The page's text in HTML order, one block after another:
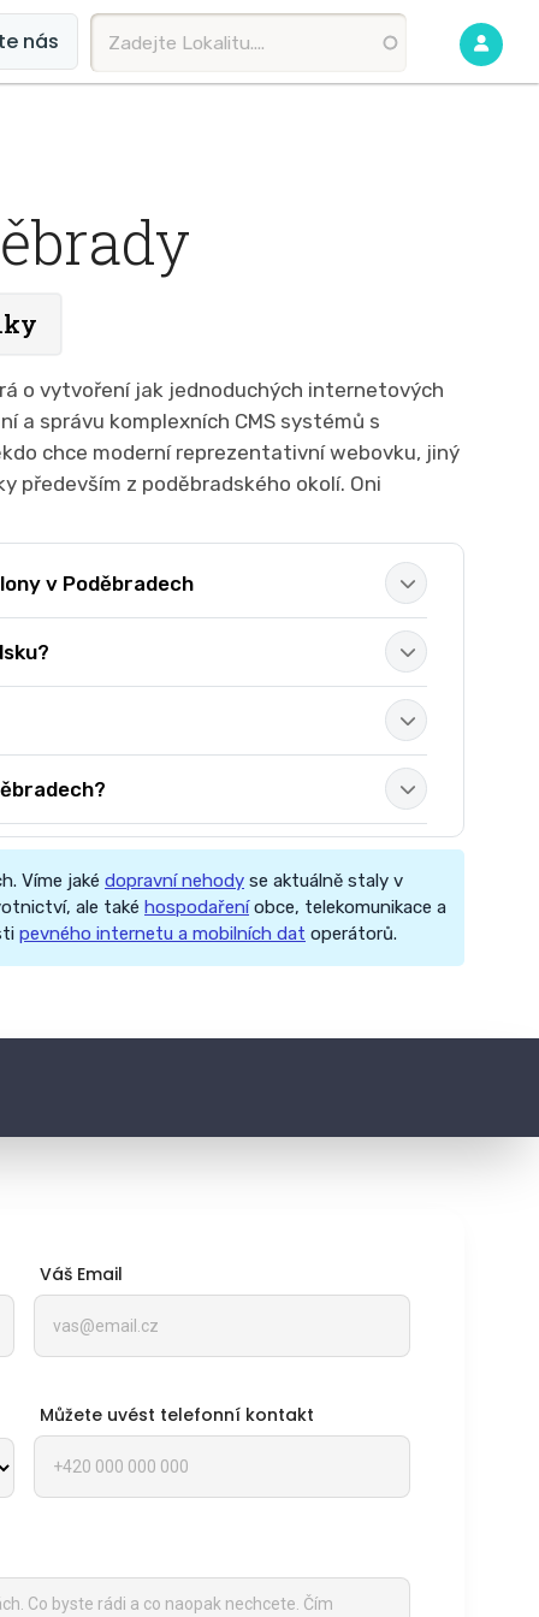
nás
o vytvoření jak jednoduchých internetových
a správu komplexních CMS systémů s
chce moderní reprezentativní webovku, jiný
především z poděbradského okolí. Oni
v Poděbradech
Víme jaké dopravní nehody se aktuálně staly v
ale také hospodařeníobce, telekomunikace a
pevného internetu a mobilních dat operátorů.
Váš Email
Můžete uvést telefonní kontakt